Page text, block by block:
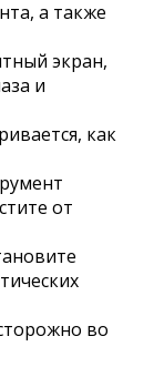
а также
экран,
и
как
от
во